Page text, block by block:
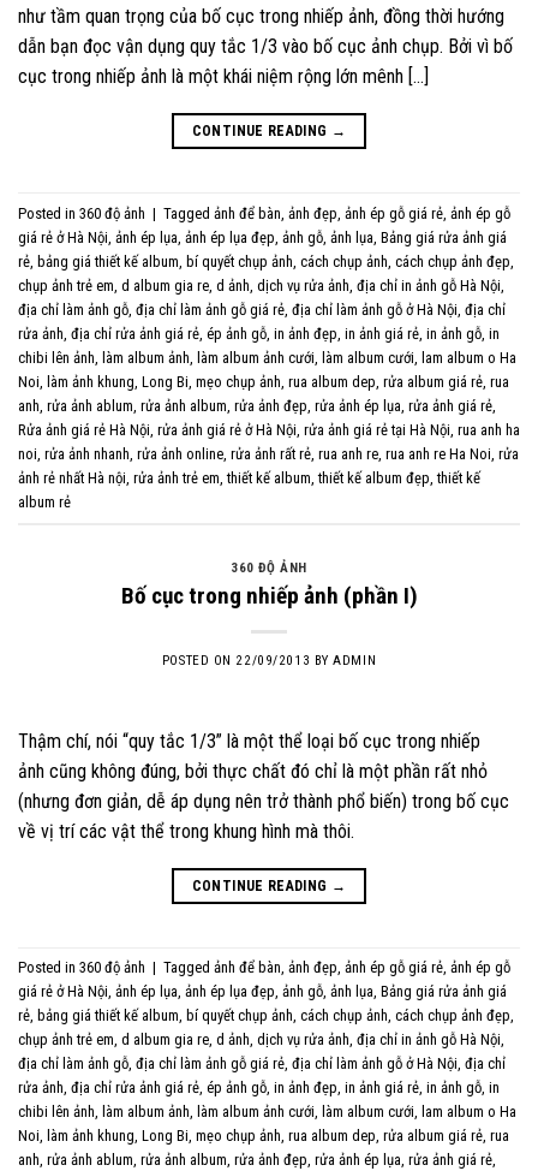
như tầm quan trọng của bố cục trong nhiếp ảnh, đồng thời hướng
dẫn bạn đọc vận dụng quy tắc 1/3 vào bố cục ảnh chụp. Bởi vì bố
cục trong nhiếp ảnh là một khái niệm rộng lớn mênh […]
CONTINUE READING →
Posted in 360 độ ảnh | Tagged ảnh để bàn ảnh đẹp ảnh ép gỗ giá rẻ ảnh ép gỗ
giá rẻ ở Hà Nội ảnh ép lụa ảnh ép lụa đẹp ảnh gỗ ảnh lụa Bảng giá rửa ảnh giá
rẻ bảng giá thiết kế album bí quyết chụp ảnh cách chụp ảnh cách chụp ảnh đẹp
chụp ảnh trẻ em d album gia re d ảnh dịch vụ rửa ảnh địa chỉ in ảnh gỗ Hà Nội
địa chỉ làm ảnh gỗ địa chỉ làm ảnh gỗ giá rẻ địa chỉ làm ảnh gỗ ở Hà Nội địa chỉ
rửa ảnh địa chỉ rửa ảnh giá rẻ ép ảnh gỗ in ảnh đẹp in ảnh giá rẻ in ảnh gỗ in
chibi lên ảnh làm album ảnh làm album ảnh cưới làm album cưới lam album o Ha
Noi làm ảnh khung Long Bi mẹo chụp ảnh rua album dep rửa album giá rẻ rua
anh rửa ảnh ablum rửa ảnh album rửa ảnh đẹp rửa ảnh ép lụa rửa ảnh giá rẻ
Rửa ảnh giá rẻ Hà Nội rửa ảnh giá rẻ ở Hà Nội rửa ảnh giá rẻ tại Hà Nội rua anh ha
noi rửa ảnh nhanh rửa ảnh online rửa ảnh rất rẻ rua anh re rua anh re Ha Noi rửa
ảnh rẻ nhất Hà nội rửa ảnh trẻ em ,thiết kế album ,thiết kế album đẹp ,thiết kế
album rẻ
360 ĐỘ ẢNH
Bố cục trong nhiếp ảnh (phần I)
POSTED ON 22/09/2013 BYADMIN
Thậm chí, nói “quy tắc 1/3” là một thể loại bố cục trong nhiếp
ảnh cũng không đúng, bởi thực chất đó chỉ là một phần rất nhỏ
(nhưng đơn giản, dễ áp dụng nên trở thành phổ biến) trong bố cục
về vị trí các vật thể trong khung hình mà thôi.
CONTINUE READING →
Posted in 360 độ ảnh | Tagged ảnh để bàn, ảnh đẹp, ảnh ép gỗ giá rẻ, ảnh ép gỗ
giá rẻ ở Hà Nội, ảnh ép lụa, ảnh ép lụa đẹp, ảnh gỗ, ảnh lụa, Bảng giá rửa ảnh giá
rẻ, bảng giá thiết kế album, bí quyết chụp ảnh, cách chụp ảnh, cách chụp ảnh đẹp,
chụp ảnh trẻ em, d album gia re, d ảnh, dịch vụ rửa ảnh, địa chỉ in ảnh gỗ Hà Nội,
địa chỉ làm ảnh gỗ, địa chỉ làm ảnh gỗ giá rẻ, địa chỉ làm ảnh gỗ ở Hà Nội, địa chỉ
rửa ảnh, địa chỉ rửa ảnh giá rẻ, ép ảnh gỗ, in ảnh đẹp, in ảnh giá rẻ, in ảnh gỗ, in
chibi lên ảnh, làm album ảnh, làm album ảnh cưới, làm album cưới, lam album o Ha
Noi, làm ảnh khung, Long Bi, mẹo chụp ảnh, rua album dep, rửa album giá rẻ, rua
anh, rửa ảnh ablum, rửa ảnh album, rửa ảnh đẹp, rửa ảnh ép lụa, rửa ảnh giá rẻ,